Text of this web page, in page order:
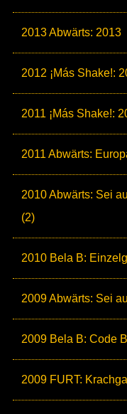
2013 Abwärts: 2013
2012 ¡Más Shake!:
2011 ¡Más Shake!:
2011 Abwärts:
2010 Abwärts: Sei
(2)
2010 Bela B:
2009 Abwärts: Sei
2009 Bela B: Code B
2009 FURT: